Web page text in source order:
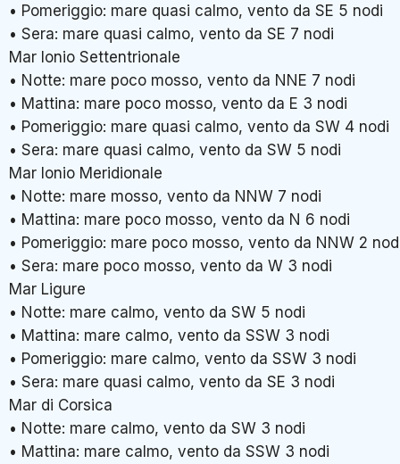
• Pomeriggio: mare quasi calmo, vento da SE 5 nodi
• Sera: mare quasi calmo, vento da SE 7 nodi
Mar Ionio Settentrionale
• Notte: mare poco mosso, vento da NNE 7 nodi
• Mattina: mare poco mosso, vento da E 3 nodi
• Pomeriggio: mare quasi calmo, vento da SW 4 nodi
• Sera: mare quasi calmo, vento da SW 5 nodi
Mar Ionio Meridionale
• Notte: mare mosso, vento da NNW 7 nodi
• Mattina: mare poco mosso, vento da N 6 nodi
• Pomeriggio: mare poco mosso, vento da NNW 2
• Sera: mare poco mosso, vento da W 3 nodi
Mar Ligure
• Notte: mare calmo, vento da SW 5 nodi
• Mattina: mare calmo, vento da SSW 3 nodi
• Pomeriggio: mare calmo, vento da SSW 3 nodi
• Sera: mare quasi calmo, vento da SE 3 nodi
Mar di Corsica
• Notte: mare calmo, vento da SW 3 nodi
• Mattina: mare calmo, vento da SSW 3 nodi